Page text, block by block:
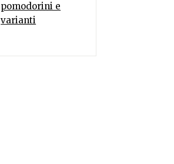
pomodorini e
varianti